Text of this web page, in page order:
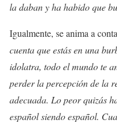
la daban y ha habido que
Igualmente, se anima a
cuenta que estás en una
idolatra, todo el mundo te
perder la percepción de la
adecuada. Lo peor quizás
español siendo español.